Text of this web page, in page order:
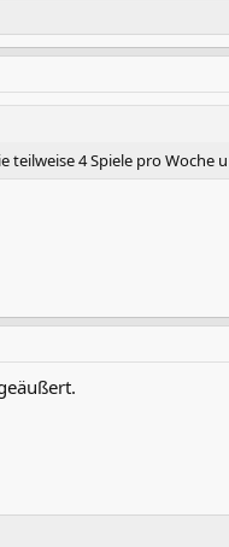
4 Spiele pro Woche